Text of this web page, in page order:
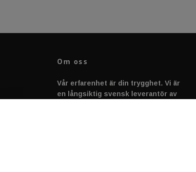
Om oss
Vår erfarenhet är din trygghet. Vi är
en långsiktig svensk leverantör av